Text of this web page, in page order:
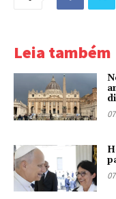
Leia também